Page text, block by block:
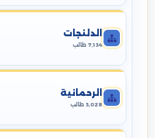
الدلنجات
7,134 طالب
الرحمانية
3,028 طالب